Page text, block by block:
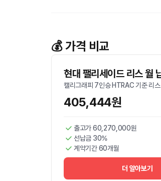
💰 가격 비교
현대 팰리세이드 리스 월
캘리그래피 7인승 HTRAC 기준 리스
405,444원
출고가 60,270,000원
선납금 30%
계약기간 60개월
더 알아보기